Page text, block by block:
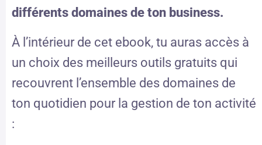
différents domaines de ton business.
À l’intérieur de cet ebook, tu auras accès à
un choix des meilleurs outils gratuits qui
recouvrent l’ensemble des domaines de
ton quotidien pour la gestion de ton activité
: